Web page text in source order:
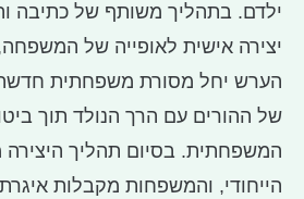
ילדם. בתהליך משותף של כתיבה
יצירה אישית לאופייה של
הערש יחל מסורת משפחתית
של ההורים עם הרך הנולד תוך
המשפחתית. בסיום תהליך
הייחודי, והמשפחות מקבלות